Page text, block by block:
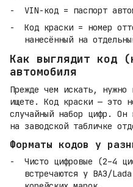
VIN-код = паспорт
Код краски = номер
нанесённый на
Как выглядит код
автомобиля
Прежде чем искать, нужно
ищете. Код краски — это
случайный набор цифр. Он
на заводской табличке
Форматы кодов у
Чисто цифровые (2–4
встречаются у ВАЗ/